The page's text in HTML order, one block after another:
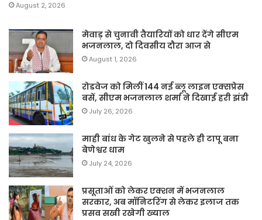
August 2, 2026
मेवाड़ से चुनावी तैयारियों को धार देंगे सीएम
भजनलाल, दो दिवसीय दौरा आज से
August 1, 2026
रोडवेज को मिलीं 144 नई ब्लू लाइन एक्सप्रेस
बसें, सीएम भजनलाल शर्मा ने दिखाई हरी झंडी
July 26, 2026
माही बांध के गेट खुलने से पहले ही टापू बना
बेणेश्वर धाम
July 24, 2026
प्रसूताओं को लेकर एक्शन में भजनलाल
सरकार, अब मॉनिटरिंग से लेकर इलाज तक
प्रसव सखी रखेगी ख्याल